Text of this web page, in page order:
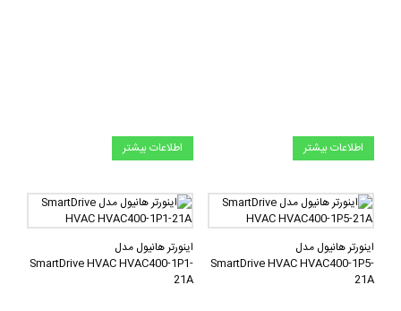
اطلاعات بیشتر اطلاعات بیشتر
اینورتر هانیول مدل
SmartDrive HVAC HVAC400-1P5-
21A
اینورتر هانیول مدل
SmartDrive HVAC HVAC400-1P1-
21A